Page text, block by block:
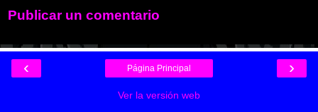
Publicar un comentario
‹ ›
Página Principal
Ver la versión web